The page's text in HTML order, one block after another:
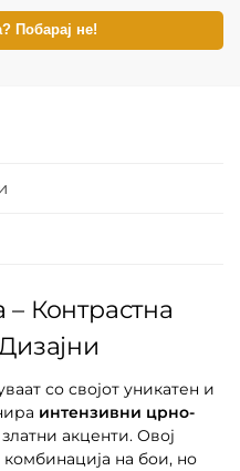
Побарај не!
Контрастна
со својот уникатен и
интензивни црно-
акценти. Овој
на бои, но